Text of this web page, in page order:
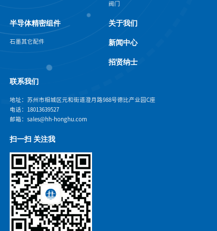
阀门
半导体精密组件
石墨其它配件
关于我们
新闻中心
招贤纳士
联系我们
地址：苏州市相城区元和街道澄月路988号德比产业园C座
电话：18013639527
邮箱：sales@hh-honghu.com
扫一扫 关注我